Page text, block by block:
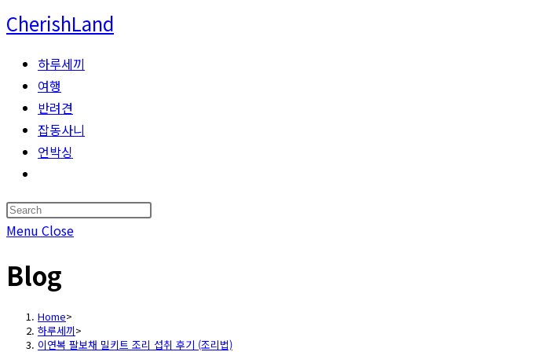
Skip
to
content
CherishLand
하루세끼
여행
반려견
잡동사니
언박싱
search
Press
panel.
Menu Close
Blog
Home>
하루세끼>
이연복 팔보채 밀키트 조리 섭취 후기 (조리법)